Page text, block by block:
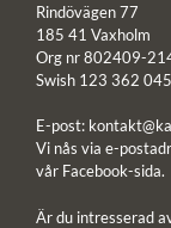
Rindövägen 77
185 41 Vaxholm
Org nr 802409-
Swish 123 362
E-post:
Vi nås via e-
vår Facebook-sida.
Är du intresserad